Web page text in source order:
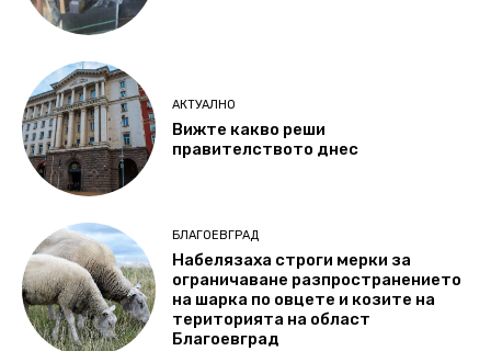
АКТУАЛНО
Вижте какво реши
правителството днес
БЛАГОЕВГРАД
Набелязаха строги мерки за
ограничаване разпространението
на шарка по овцете и козите на
територията на област
Благоевград